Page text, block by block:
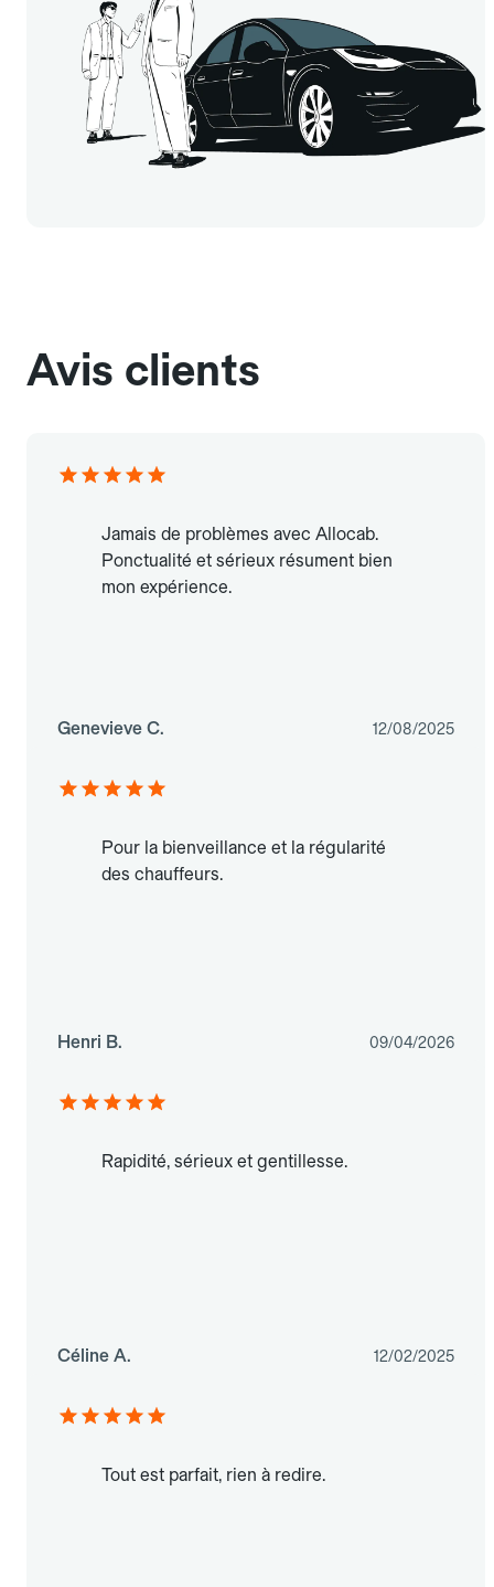
Avis clients
Jamais de problèmes avec Allocab.
Ponctualité et sérieux résument bien
mon expérience.
Genevieve C. 12/08/2025
Pour la bienveillance et la régularité
des chauffeurs.
Henri B. 09/04/2026
Rapidité, sérieux et gentillesse.
Céline A. 12/02/2025
Tout est parfait, rien à redire.